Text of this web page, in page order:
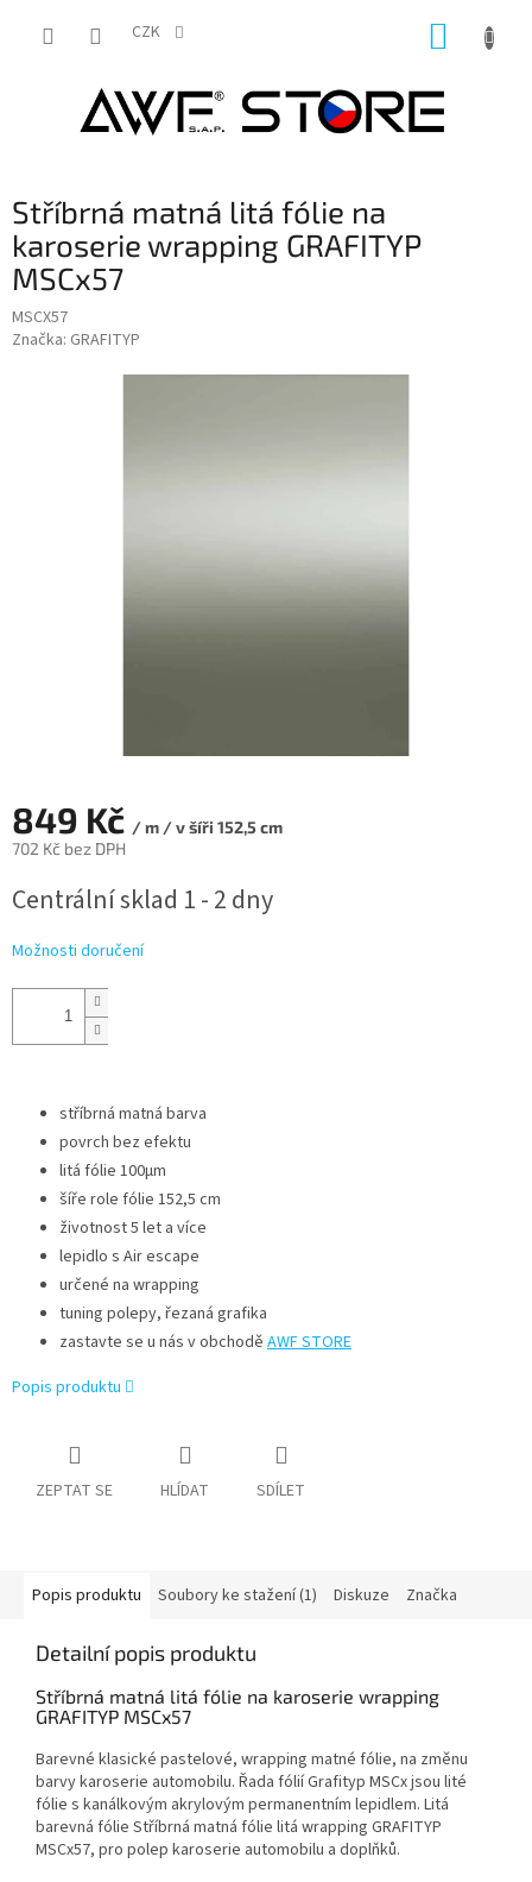
CZK
Stříbrná matná litá fólie na
karoserie wrapping GRAFITYP
MSCx57
MSCX57
Značka: GRAFITYP
849 Kč / m / v šíři 152,5 cm
702 Kč bez DPH
cena:
Centrální sklad 1 - 2 dny
Možnosti doručení
stříbrná matná barva
povrch bez efektu
litá fólie 100μm
šíře role fólie 152,5 cm
životnost 5 let a více
lepidlo s Air escape
určené na wrapping
tuning polepy, řezaná grafika
zastavte se u nás v obchodě AWF STORE
Popis produktu
ZEPTAT SE HLÍDAT SDÍLET
Popis produktu Soubory ke stažení (1) Diskuze Značka
Detailní popis produktu
Stříbrná matná litá fólie na karoserie wrapping
GRAFITYP MSCx57
Barevné klasické pastelové, wrapping matné fólie, na změnu
barvy karoserie automobilu. Řada fólií Grafityp MSCx jsou lité
fólie s kanálkovým akrylovým permanentním lepidlem. Litá
barevná fólie Stříbrná matná fólie litá wrapping GRAFITYP
MSCx57, pro polep karoserie automobilu a doplňků.